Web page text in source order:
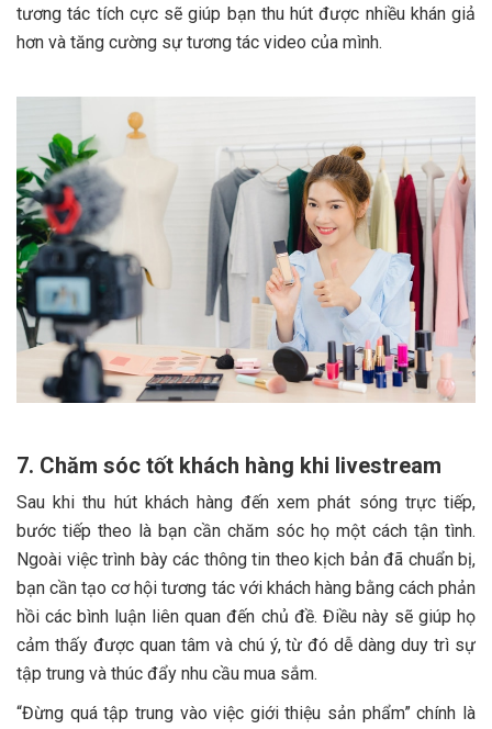
tương tác tích cực sẽ giúp bạn thu hút được nhiều khán giả
hơn và tăng cường sự tương tác video của mình.
7. Chăm sóc tốt khách hàng khi livestream
Sau khi thu hút khách hàng đến xem phát sóng trực tiếp,
bước tiếp theo là bạn cần chăm sóc họ một cách tận tình.
Ngoài việc trình bày các thông tin theo kịch bản đã chuẩn bị,
bạn cần tạo cơ hội tương tác với khách hàng bằng cách phản
hồi các bình luận liên quan đến chủ đề. Điều này sẽ giúp họ
cảm thấy được quan tâm và chú ý, từ đó dễ dàng duy trì sự
tập trung và thúc đẩy nhu cầu mua sắm.
“Đừng quá tập trung vào việc giới thiệu sản phẩm” chính là